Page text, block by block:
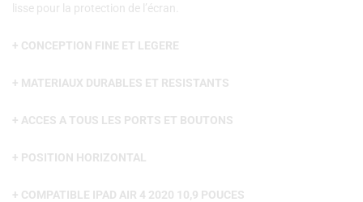
lisse pour la protection de l’écran.
+ CONCEPTION FINE ET LEGERE
+ MATERIAUX DURABLES ET RESISTANTS
+ ACCES A TOUS LES PORTS ET BOUTONS
+ POSITION HORIZONTAL
+ COMPATIBLE IPAD AIR 4 2020 10,9 POUCES